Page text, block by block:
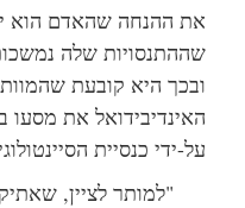
את ההנחה שהאדם הוא
שההתנסויות שלה נמשכות
ובכך היא קובעת שהמוות
האינדיבידואל את מסעו
על-ידי כנסיית הסיינטולוגיה:
"למותר לציין, שאתיקה